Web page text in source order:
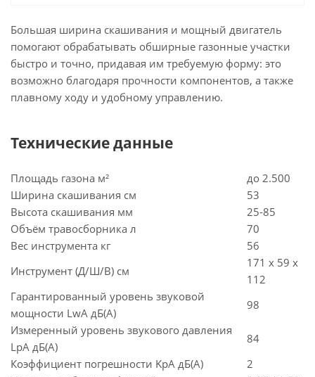
Большая ширина скашивания и мощный двигатель
помогают обрабатывать обширные газонные участки
быстро и точно, придавая им требуемую форму: это
возможно благодаря прочности компонентов, а также
плавному ходу и удобному управлению.
Технические данные
Площадь газона м²
до 2.500
Ширина скашивания см
53
Высота скашивания мм
25-85
Объём травосборника л
70
Вес инструмента кг
56
Инструмент (Д/Ш/В) см
171 x 59 x
112
Гарантированный уровень звуковой
мощности LwA дБ(A)
98
Измеренный уровень звукового давления
LpA дБ(A)
84
Коэффициент погрешности KpA дБ(A)
2